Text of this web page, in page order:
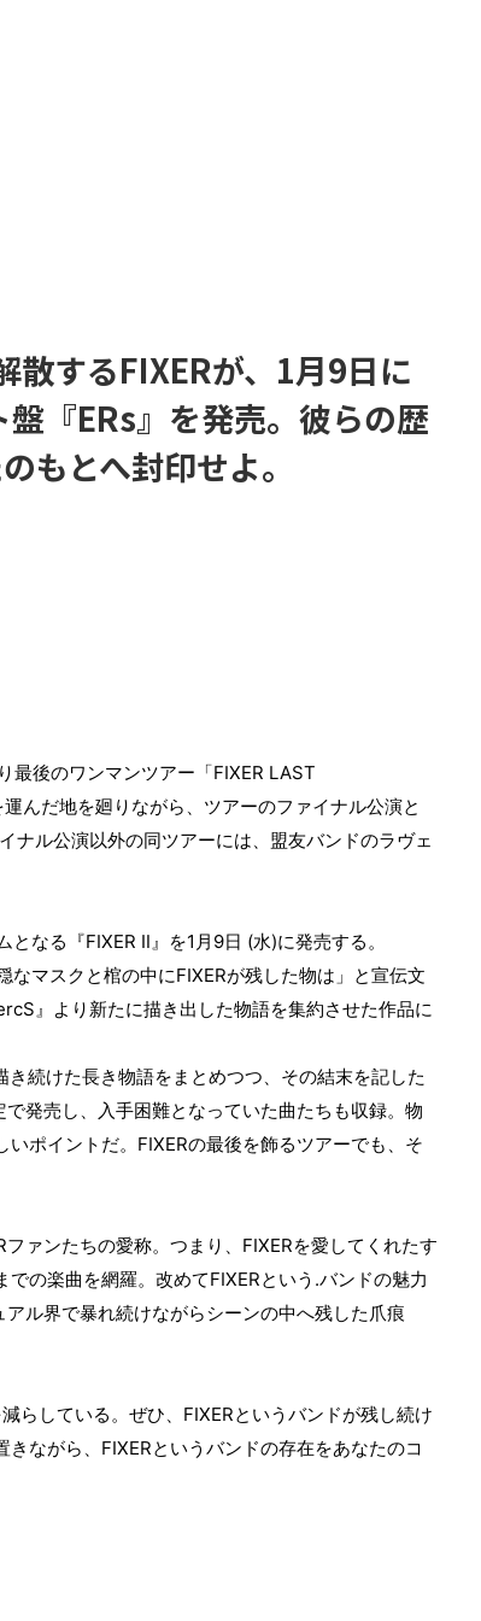
散するFIXERが、1月9日に
『ERs』を発売。彼らの歴
もとへ封印せよ。
最後のワンマンツアー「FIXER LAST
んだ地を廻りながら、ツアーのファイナル公演と
ナル公演以外の同ツアーには、盟友バンドのラヴェ
となる『FIXER Ⅱ』を1 月 9日 (水)に発売する。
なマスクと棺の中にFIXERが残した物は」と宣伝文
』より新たに描き出した物語を集約させた作品に
続けた長き物語をまとめつつ、その結末を記した
発売し、入手困難となっていた曲たちも収録。物
ポイントだ。 FIXERの最後を飾るツアーでも、そ
ファンたちの愛称。つまり、 FIXERを愛してくれたす
での楽曲を網羅。改めてFIXERという .バンドの魅力
アル界で暴れ続けながらシーンの中へ残した爪痕
らしている。ぜひ、 FIXERというバンドが残し続け
ながら、 FIXERというバンドの存在をあなたのコ